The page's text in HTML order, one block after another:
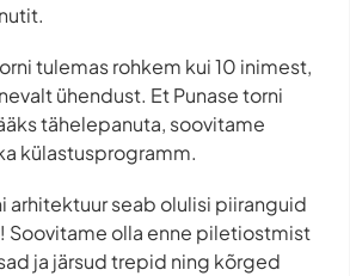
tulemas rohkem kui 10 inimest,
ühendust. Et Punase torni
tähelepanuta, soovitame
külastusprogramm.
arhitektuur seab olulisi piiranguid
Soovitame olla enne piletiostmist
ja järsud trepid ning kõrged